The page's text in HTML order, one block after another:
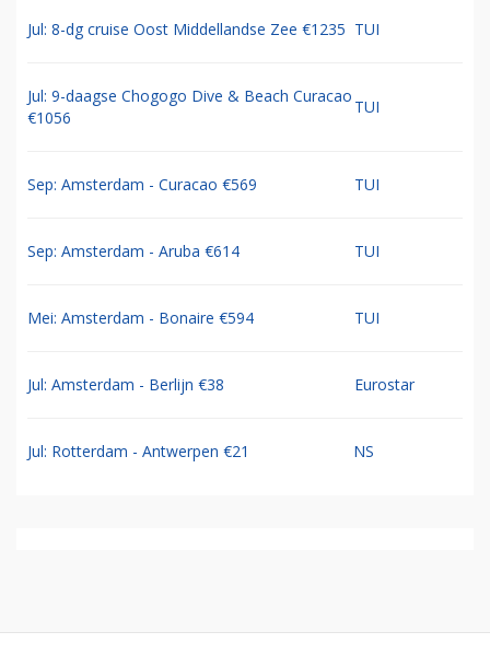
Jul: 8-dg cruise Oost Middellandse Zee €1235 TUI
Jul: 9-daagse Chogogo Dive & Beach Curacao
€1056
TUI
Sep: Amsterdam - Curacao €569 TUI
Sep: Amsterdam - Aruba €614 TUI
Mei: Amsterdam - Bonaire €594 TUI
Jul: Amsterdam - Berlijn €38 Eurostar
Jul: Rotterdam - Antwerpen €21 NS